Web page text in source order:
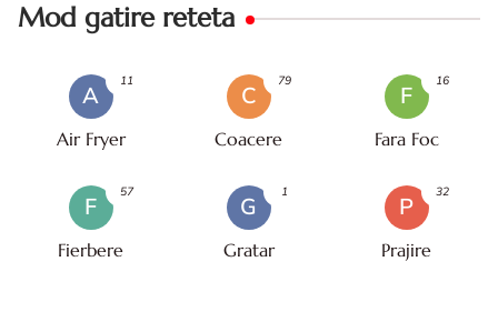
Mod gatire reteta
A
Air Fryer
11
C
Coacere
79
F
Fara Foc
16
F
Fierbere
57
G
Gratar
1
P
Prajire
32